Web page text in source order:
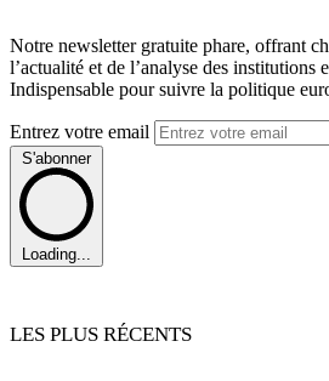
Notre newsletter gratuite phare, offrant
l’actualité et de l’analyse des institutions
Indispensable pour suivre la politique
Entrez votre email
S'abonner
Loading...
LES PLUS RÉCENTS